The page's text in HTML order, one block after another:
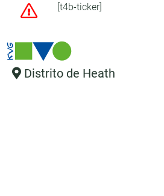
[t4b-ticker]
Distrito de Heath